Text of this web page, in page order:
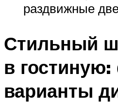
раздвижные
Стильный
в
варианты